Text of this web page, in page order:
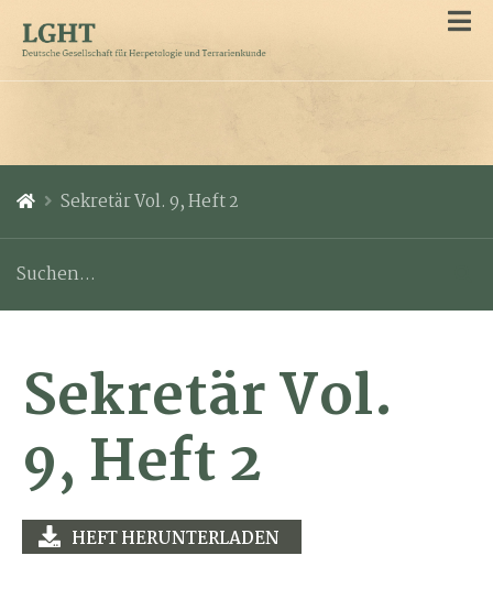
Sekretär Vol. 9, Heft 2
Sekretär Vol.
9, Heft 2
HEFT HERUNTERLADEN